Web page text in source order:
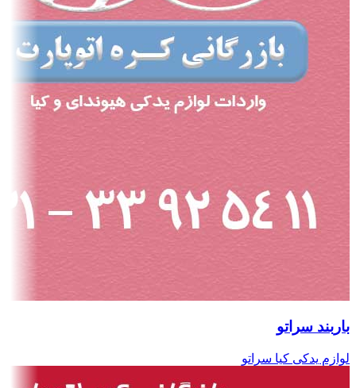
باربند سراتو
لوازم یدکی کیا سراتو